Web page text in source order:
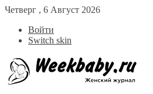
Четверг , 6 Август 2026
Войти
Switch skin